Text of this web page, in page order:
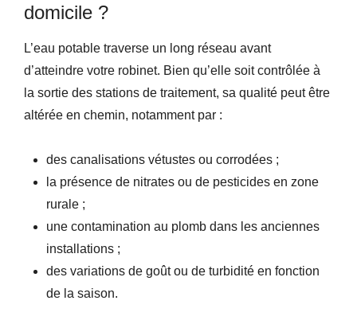
domicile ?
L’eau potable traverse un long réseau avant
d’atteindre votre robinet. Bien qu’elle soit contrôlée à
la sortie des stations de traitement, sa qualité peut être
altérée en chemin, notamment par :
des canalisations vétustes ou corrodées ;
la présence de nitrates ou de pesticides en zone
rurale ;
une contamination au plomb dans les anciennes
installations ;
des variations de goût ou de turbidité en fonction
de la saison.